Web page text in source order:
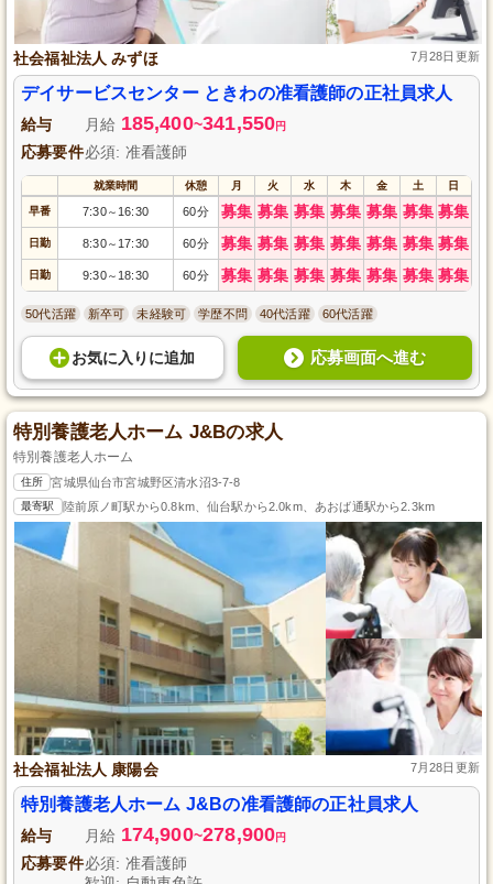
社会福祉法人 みずほ 7月28日更新
デイサービスセンター ときわの准看護師の正社員求人
給与 月給 185,400~341,550円
応募要件必須: 准看護師
就業時間 休憩 月 火 水 木 金 土 日
早番 7:30～ 16:30 60分 募集 募集 募集 募集 募集 募集 募集
日勤 8:30～ 17:30 60分 募集 募集 募集 募集 募集 募集 募集
日勤 9:30～ 18:30 60分 募集 募集 募集 募集 募集 募集 募集
50代活躍 新卒可 未経験可 学歴不問 40代活躍 60代活躍
お気に入り に追加 応募画面へ進む
特別養護老人ホーム J&Bの求人
特別養護老人ホーム
住所 宮城県仙台市宮城野区清水沼3-7-8
最寄駅 陸前原ノ町駅から0.8km、仙台駅から2.0km、あおば通駅から2.3km
社会福祉法人 康陽会 7月28日更新
特別養護老人ホーム J&Bの准看護師の正社員求人
給与 月給 174,900~278,900円
応募要件必須: 准看護師